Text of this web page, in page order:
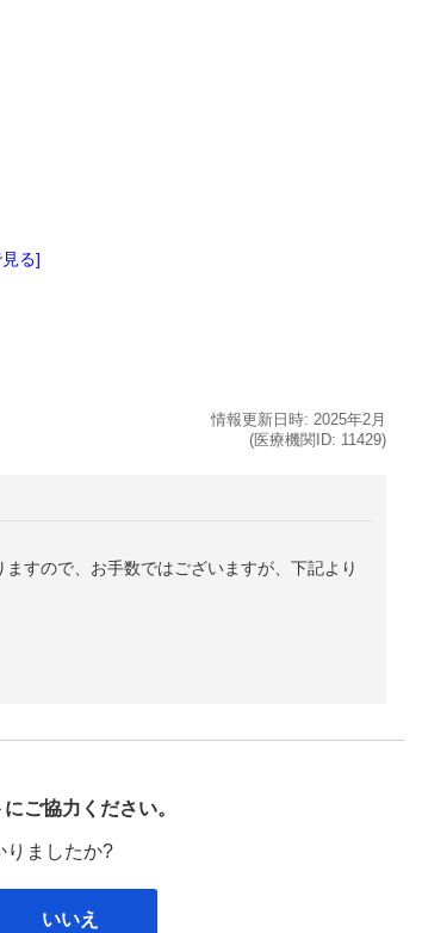
る]
情報更新日時: 2025年2月
(医療機関ID: 11429)
すので、お手数ではございますが、下記より
ご協力ください。
りましたか?
いいえ